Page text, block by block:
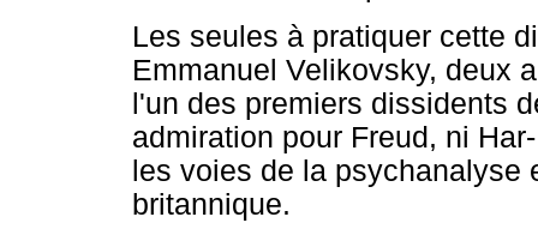
Les seules à pratiquer cette
Emmanuel Velikovsky, deux
l'un des premiers dissidents
admiration pour Freud, ni
les voies de la psychanalyse
britannique.